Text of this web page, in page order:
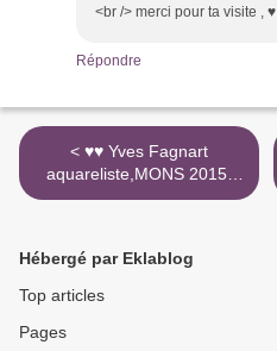
<br /> merci pour ta visite , ♥
Répondre
< ♥♥ Yves Fagnart
aquareliste,MONS 2015,
Grand Huit Havré - Obourg
Hébergé par Eklablog
Top articles
Pages